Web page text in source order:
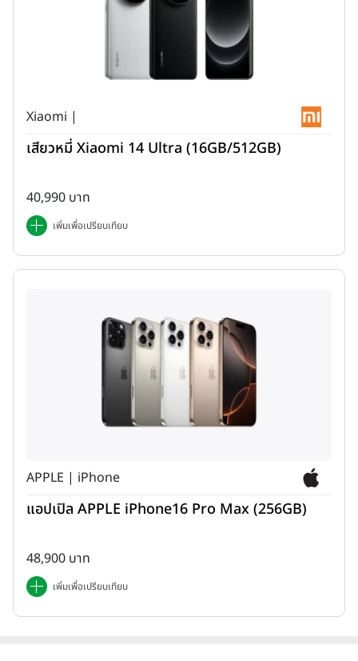
Xiaomi |
เสียวหมี่ Xiaomi 14 Ultra (16GB/512GB)
40,990 บาท
เพิ่มเพื่อเปรียบเทียบ
APPLE | iPhone
แอปเปิล APPLE iPhone16 Pro Max (256GB)
48,900 บาท
เพิ่มเพื่อเปรียบเทียบ